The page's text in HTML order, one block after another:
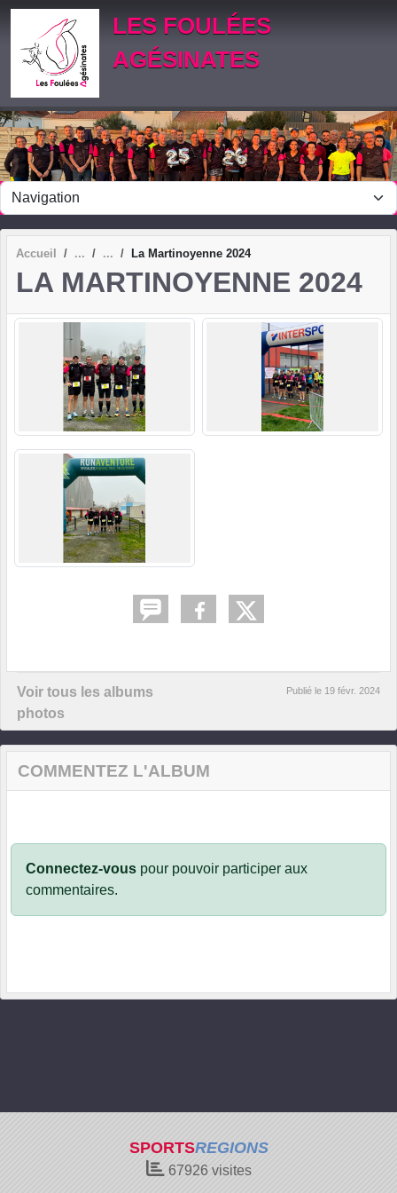
LES FOULÉES
AGÉSINATES
Accueil La Martinoyenne 2024
LA MARTINOYENNE 2024
Voir tous les albums
photos
Publié le 19 févr. 2024
COMMENTEZ L'ALBUM
Connectez-vous pour pouvoir participer aux
commentaires.
SPORTSREGIONS
67926visites
Panneau de gestion des cookies